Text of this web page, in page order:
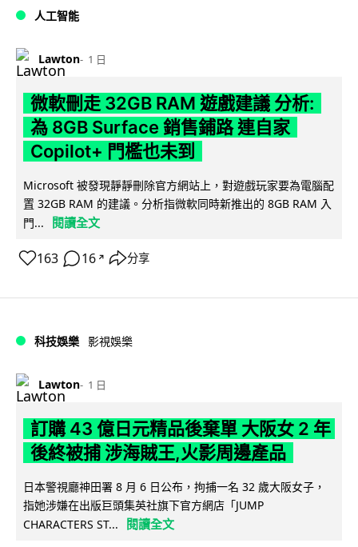
人工智能
Lawton 1 日
微軟刪走 32GB RAM 遊戲建議 分析:
為 8GB Surface 銷售鋪路 連自家
Copilot+ 門檻也未到
Microsoft 被發現靜靜刪除官方網站上，對遊戲玩家要為電腦配
置 32GB RAM 的建議。分析指微軟同時新推出的 8GB RAM 入
門...
閱讀全文
163 16 ↗ 分享
科技娛樂 影視娛樂
Lawton 1 日
訂購 43 億日元精品後棄單 大阪女 2 年
後終被捕 涉海賊王,火影周邊產品
日本警視廳神田署 8 月 6 日公布，拘捕一名 32 歲大阪女子，
指她涉嫌在出版巨頭集英社旗下官方網店「JUMP
CHARACTERS ST...
閱讀全文